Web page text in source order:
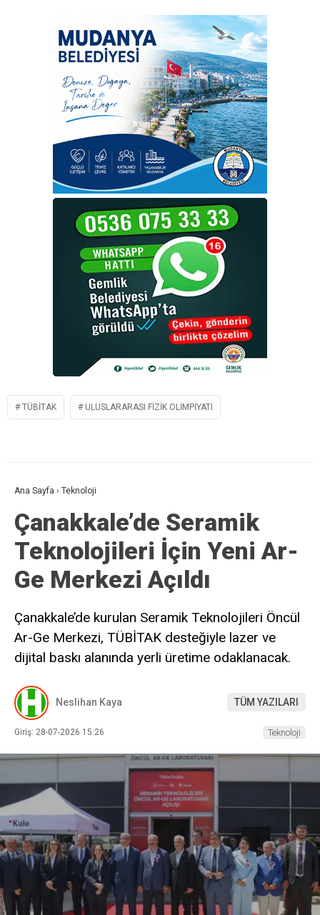
TÜBİTAK ULUSLARARASI FIZIK OLIMPIYATI
Ana Sayfa › Teknoloji
Çanakkale’de Seramik
Teknolojileri İçin Yeni Ar-
Ge Merkezi Açıldı
Çanakkale’de kurulan Seramik Teknolojileri Öncül
Ar-Ge Merkezi, TÜBİTAK desteğiyle lazer ve
dijital baskı alanında yerli üretime odaklanacak.
Neslihan Kaya TÜM YAZILARI
Giriş: 28-07-2026 15:26 Teknoloji